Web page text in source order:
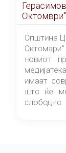
Октомври"
од
Општина
новиот
имаат
што ќе
слободно